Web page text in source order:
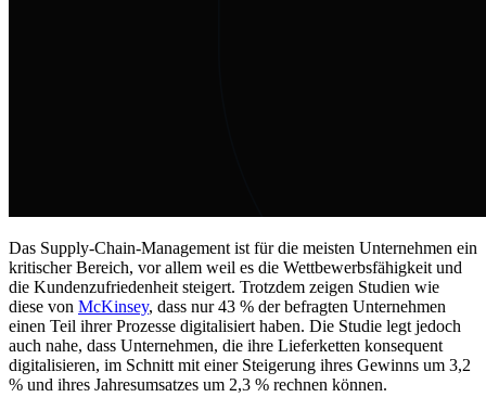
Das Supply-Chain-Management ist für die meisten Unternehmen ein
kritischer Bereich, vor allem weil es die Wettbewerbsfähigkeit und
die Kundenzufriedenheit steigert. Trotzdem zeigen Studien wie
diese von McKinsey, dass nur 43 % der befragten Unternehmen
einen Teil ihrer Prozesse digitalisiert haben. Die Studie legt jedoch
auch nahe, dass Unternehmen, die ihre Lieferketten konsequent
digitalisieren, im Schnitt mit einer Steigerung ihres Gewinns um 3,2
% und ihres Jahresumsatzes um 2,3 % rechnen können.